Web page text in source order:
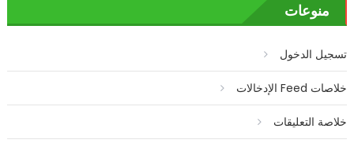
منوعات
تسجيل الدخول
خلاصات Feed الإدخالات
خلاصة التعليقات